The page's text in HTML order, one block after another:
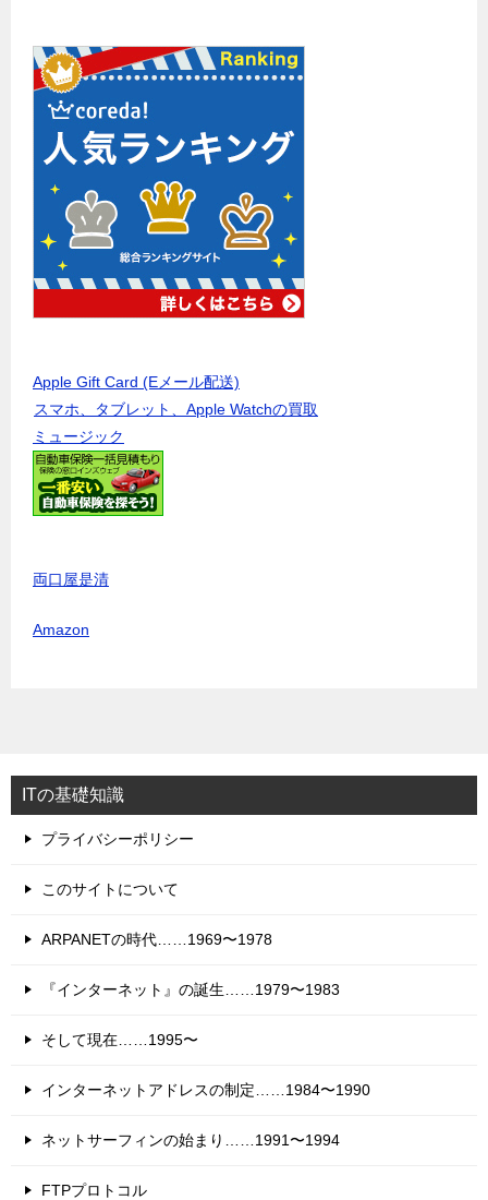
Apple Gift Card (Eメール配送)
スマホ、タブレット、Apple Watchの買取
ミュージック
両口屋是清
Amazon
ITの基礎知識
プライバシーポリシー
このサイトについて
ARPANETの時代……1969〜1978
『インターネット』の誕生……1979〜1983
そして現在……1995〜
インターネットアドレスの制定……1984〜1990
ネットサーフィンの始まり……1991〜1994
FTPプロトコル